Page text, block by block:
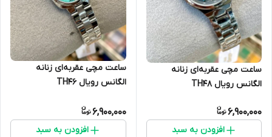
ساعت مچی عقربه‌ای زنانه
الگانس رویال TH48
6,900,000
افزودن به سبد
ساعت مچی عقربه‌ای زنانه
الگانس رویال TH46
6,900,000
افزودن به سبد